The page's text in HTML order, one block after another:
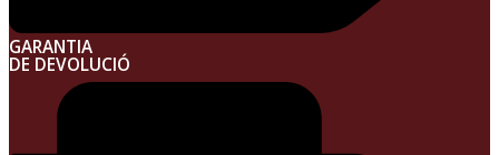
GARANTIA
DE DEVOLUCIÓ